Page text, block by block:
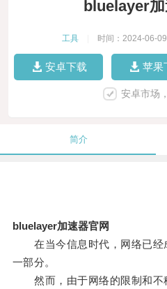
bluelayer
工具 时间：2024-06-09
安卓下载 苹果
安卓市场
简介
bluelayer加速器官网
在当今信息时代，网络已经
一部分。
然而，由于网络的限制和不